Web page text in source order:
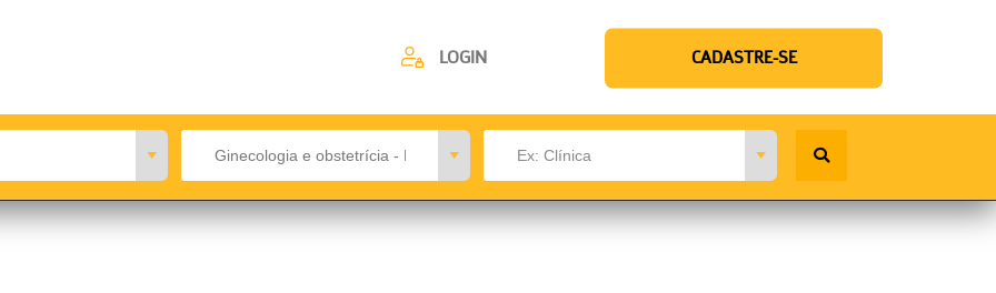
LOGIN CADASTRE-SE